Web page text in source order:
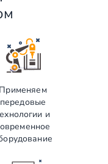
Применяем
передовые
и